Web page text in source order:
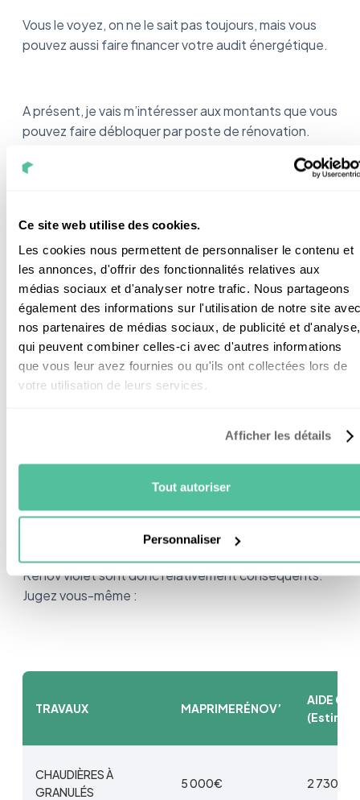
Ce site web utilise des cookies.
Les cookies nous permettent de personnaliser le contenu et
les annonces, d'offrir des fonctionnalités relatives aux
médias sociaux et d'analyser notre trafic. Nous partageons
également des informations sur l'utilisation de notre site
nos partenaires de médias sociaux, de publicité et d'analyse,
qui peuvent combiner celles-ci avec d'autres informations
que vous leur avez fournies ou qu'ils ont collectées lors de
votre utilisation de leurs services.
Afficher les détails
Tout autoriser
Personnaliser
Vous le voyez, on ne le sait pas toujours, mais vous
pouvez aussi faire financer votre audit énergétique.
A présent, je vais m’intéresser aux montants que vous
pouvez faire débloquer par poste de rénovation.
de chauffage, l’isolation et la ventilation.
montants en les couplant à la Prime CEE. C’est en
effet, le total des 2 primes qui va vous permettre de
savoir si vous avez les moyens de financer vos
travaux.
Le chauffage est l’un des gros postes de dépenses
lorsque l’on fait des travaux d'optimisation
Rénov violet sont donc relativement conséquents.
Jugez vous-même :
TRAVAUX MAPRIMERÉNOV’
AIDE CEE
CHAUDIÈRES À
GRANULÉS
5 000€ 2 730€